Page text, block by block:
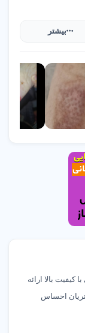
بیشتر
کیفیت بالا ارائه
احساس